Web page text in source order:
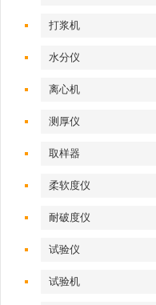
打浆机
水分仪
离心机
测厚仪
取样器
柔软度仪
耐破度仪
试验仪
试验机